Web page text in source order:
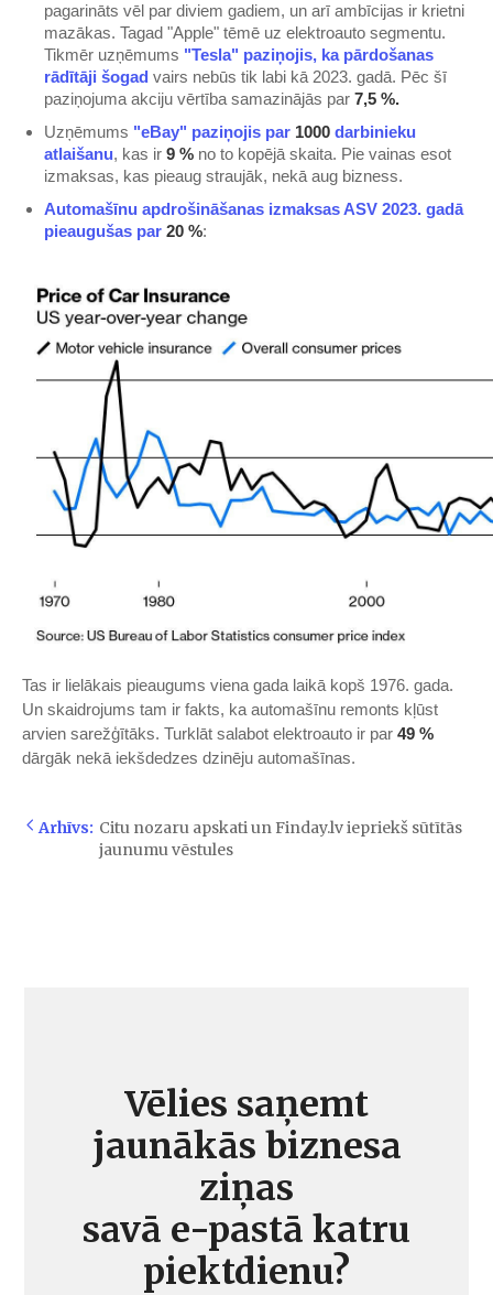
pagarināts vēl par diviem gadiem, un arī ambīcijas ir krietni
mazākas. Tagad "Apple" tēmē uz elektroauto segmentu.
Tikmēr uzņēmums "Tesla" paziņojis, ka pārdošanas
rādītāji šogad vairs nebūs tik labi kā 2023. gadā. Pēc šī
paziņojuma akciju vērtība samazinājās par 7,5 %.
Uzņēmums "eBay" paziņojis par 1000 darbinieku
atlaišanu, kas ir 9 % no to kopējā skaita. Pie vainas esot
izmaksas, kas pieaug straujāk, nekā aug bizness.
Automašīnu apdrošināšanas izmaksas ASV 2023. gadā
pieaugušas par 20 %:
Tas ir lielākais pieaugums viena gada laikā kopš 1976. gada.
Un skaidrojums tam ir fakts, ka automašīnu remonts kļūst
arvien sarežģītāks. Turklāt salabot elektroauto ir par 49 %
dārgāk nekā iekšdedzes dzinēju automašīnas.
Arhīvs: Citu nozaru apskati un Finday.lv iepriekš sūtītās
jaunumu vēstules
Vēlies saņemt
jaunākās biznesa
ziņas
savā e-pastā katru
piektdienu?